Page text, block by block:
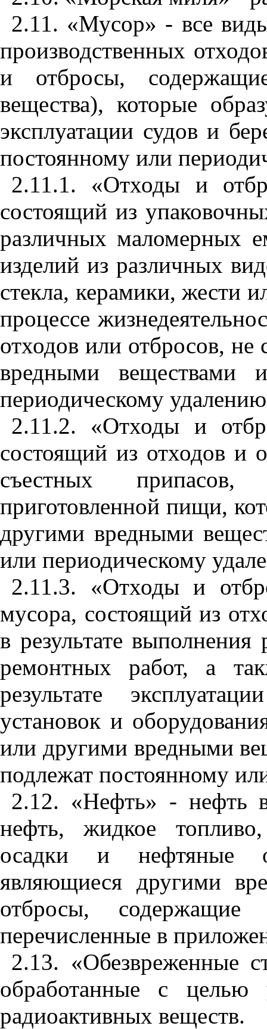
2.11. «Мусор» - все
производственных
и отбросы,
вещества), которые
эксплуатации судов и
постоянному или
2.11.1. «Отходы и
состоящий из упаковочн
различных маломерных
изделий из различных вид
стекла, керамики, жести
процессе жизнедеятельн
отходов или отбросов, не
вредными веществами
периодическому уда
2.11.2. «Отходы и
состоящий из отходов и
съестных припасов,
приготовленной пищи,
другими вредными вещ
или периодическому удале
2.11.3. «Отходы и отбр
мусора, состоящий из
в результате выполнения
ремонтных работ, а
результате
установок и
или другими вредными ве
подлежат постоянному
2.12. «Нефть» - нефть
нефть, жидкое топливо,
осадки и нефтяные
являющиеся другими
отбросы, с
перечисленные в при
2.13. «Обезвреженные
обработанные с целью
радиоактивных веществ.